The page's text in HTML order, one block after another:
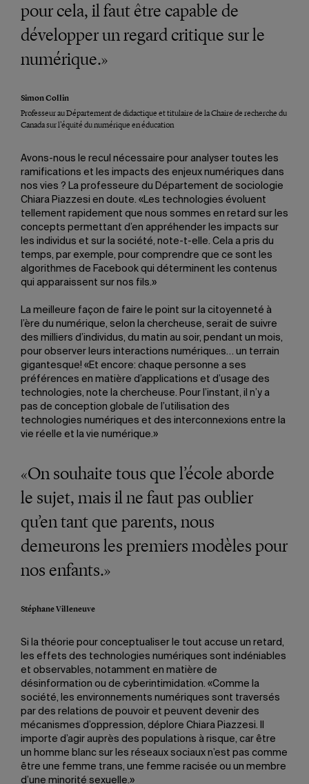
pour cela, il faut être capable de
développer un regard critique sur le
numérique.»
Simon Collin
Professeur au Département de didactique et titulaire de la Chaire de recherche du
Canada sur l’équité du numérique en éducation
Avons-nous le recul nécessaire pour analyser toutes les
ramifications et les impacts des enjeux numériques dans
nos vies ? La professeure du Département de sociologie
Chiara Piazzesi en doute. «Les technologies évoluent
tellement rapidement que nous sommes en retard sur les
concepts permettant d’en appréhender les impacts sur
les individus et sur la société, note-t-elle. Cela a pris du
temps, par exemple, pour comprendre que ce sont les
algorithmes de Facebook qui déterminent les contenus
qui apparaissent sur nos fils.»
La meilleure façon de faire le point sur la citoyenneté à
l’ère du numérique, selon la chercheuse, serait de suivre
des milliers d’individus, du matin au soir, pendant un mois,
pour observer leurs interactions numériques… un terrain
gigantesque! «Et encore: chaque personne a ses
préférences en matière d’applications et d’usage des
technologies, note la chercheuse. Pour l’instant, il n’y a
pas de conception globale de l’utilisation des
technologies numériques et des interconnexions entre la
vie réelle et la vie numérique.»
«On souhaite tous que l’école aborde
le sujet, mais il ne faut pas oublier
qu’en tant que parents, nous
demeurons les premiers modèles pour
nos enfants.»
Stéphane Villeneuve
Si la théorie pour conceptualiser le tout accuse un retard,
les effets des technologies numériques sont indéniables
et observables, notamment en matière de
désinformation ou de cyberintimidation. «Comme la
société, les environnements numériques sont traversés
par des relations de pouvoir et peuvent devenir des
mécanismes d’oppression, déplore Chiara Piazzesi. Il
importe d’agir auprès des populations à risque, car être
un homme blanc sur les réseaux sociaux n’est pas comme
être une femme trans, une femme racisée ou un membre
d’une minorité sexuelle.»